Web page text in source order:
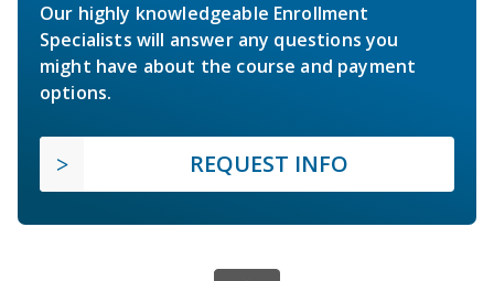
Our highly knowledgeable Enrollment
Specialists will answer any questions you
might have about the course and payment
options.
REQUEST INFO